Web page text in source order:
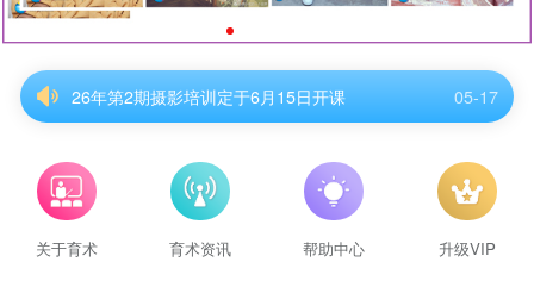
26年第2期摄影培训定于6月15日开课
05-17
26年第2期摄影培训定于6月15日开课
05-17
26年第2期摄影培训定于6月15日开课
05-17
26年第2期摄影培训定于6月15日开课
05-17
26年第2期摄影培训定于6月15日开课
05-17
关于育术 育术资讯 帮助中心 升级VIP